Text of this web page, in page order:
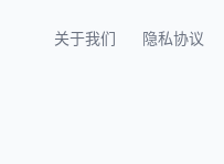
关于我们 隐私协议